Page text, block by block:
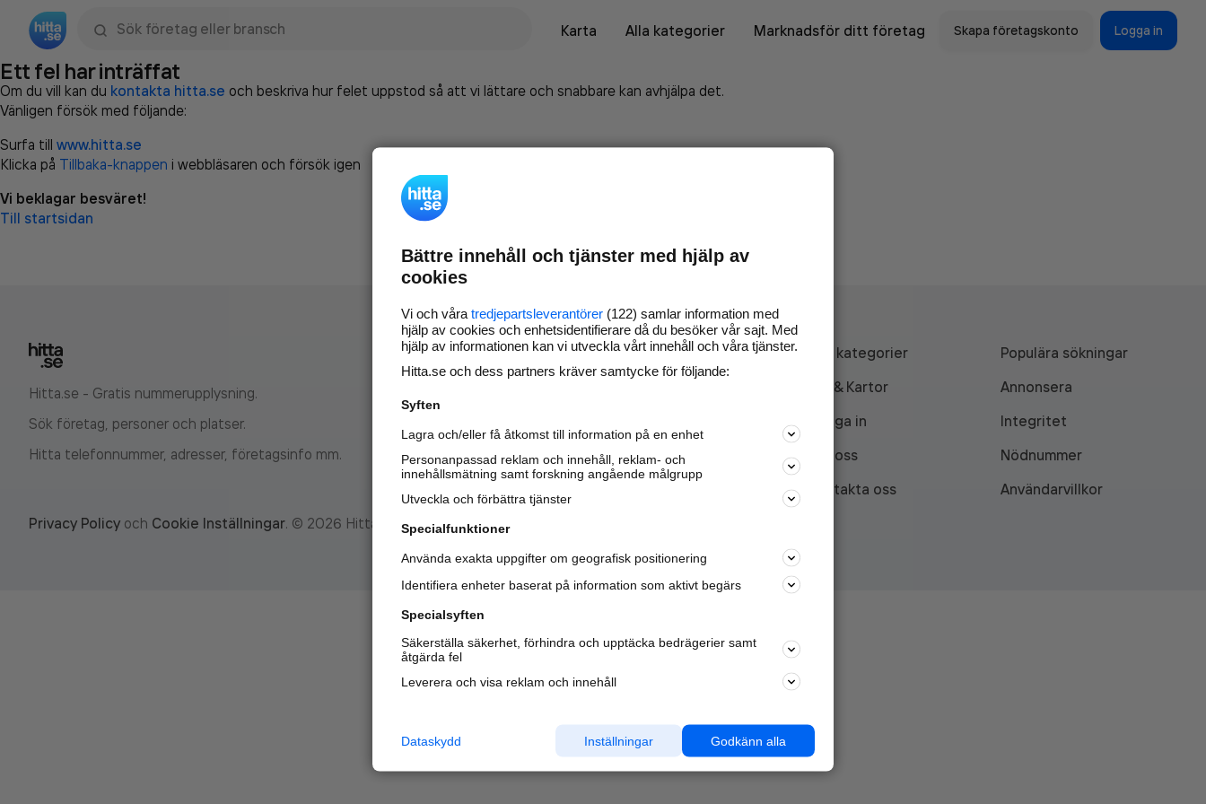
Karta
Alla kategorier Marknadsför ditt företag Skapa företagskonto Logga in
Ett fel har inträffat
Om du vill kan du kontakta hitta.se och beskriva hur felet uppstod så att vi lättare och snabbare kan avhjälpa det.
Vänligen försök med följande:
Surfa till www.hitta.se
Klicka på Tillbaka-knappen i webbläsaren och försök igen
Vi beklagar besväret!
Till startsidan
Hitta.se - Gratis nummerupplysning.
Sök företag, personer och platser.
Hitta telefonnummer, adresser, företagsinfo mm.
Marknadsför företaget på
nya kunder och
samarbetspartners nära dig.
Läs mer här
Alla kategorier
Populära sökningar
API & Kartor
Annonsera
Logga in
Integritet
Om oss
Nödnummer
Kontakta oss
Användarvillkor
Privacy Policy och Cookie Inställningar. © 2026 Hitta.se
Bättre innehåll och tjänster med hjälp av
cookies
Vi och våra tredjepartsleverantörer (122) samlar information med
hjälp av cookies och enhetsidentifierare då du besöker vår sajt. Med
hjälp av informationen kan vi utveckla vårt innehåll och våra tjänster.
Hitta.se och dess partners kräver samtycke för följande:
Syften
Lagra och/eller få åtkomst till information på en enhet
Personanpassad reklam och innehåll, reklam- och
innehållsmätning samt forskning angående målgrupp
Utveckla och förbättra tjänster
Specialfunktioner
Använda exakta uppgifter om geografisk positionering
Identifiera enheter baserat på information som aktivt begärs
Specialsyften
Säkerställa säkerhet, förhindra och upptäcka bedrägerier samt
åtgärda fel
Leverera och visa reklam och innehåll
Godkänn alla
Inställningar
Dataskydd